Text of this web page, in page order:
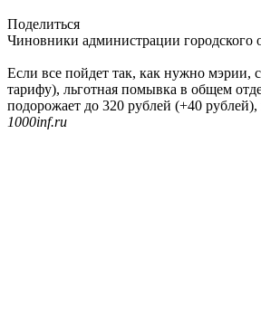
Поделиться
Чиновники администрации
Если все пойдет так, как нужно мэрии,
тарифу), льготная помывка в общем
подорожает до 320 рублей (+40
1000inf.ru